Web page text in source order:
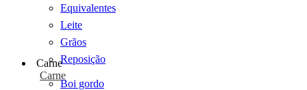
Equivalentes
Leite
Grãos
Reposição
Carne
Carne
Boi gordo